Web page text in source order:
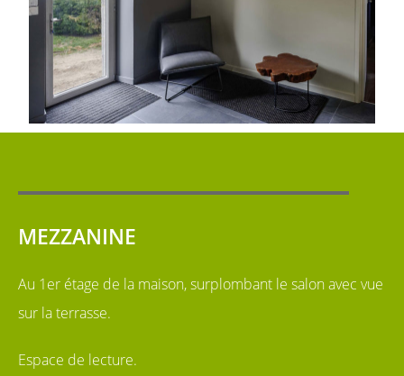
MEZZANINE
Au 1er étage de la maison, surplombant le salon avec vue
sur la terrasse.
Espace de lecture.